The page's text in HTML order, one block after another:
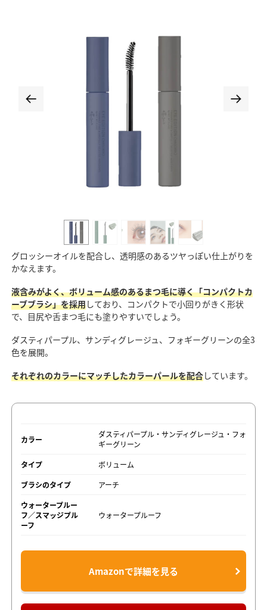
グロッシーオイルを配合し、透明感のあるツヤっぽい仕上がりを
かなえます。
液含みがよく、ボリューム感のあるまつ毛に導く「コンパクトカ
ーブブラシ」を採用しており、コンパクトで小回りがきく形状
で、目尻や舌まつ毛にも塗りやすいでしょう。
ダスティパープル、サンディグレージュ、フォギーグリーンの全3
色を展開。
それぞれのカラーにマッチしたカラーパールを配合しています。
カラー
ダスティパープル・サンディグレージュ・フォ
ギーグリーン
タイプ
ボリューム
ブラシのタイプ
アーチ
ウォータープルー
フ／スマッジプル
ーフ
ウォータープルーフ
Amazonで詳細を見る